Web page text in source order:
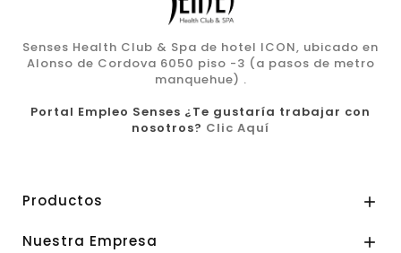
Senses Health Club & Spa de hotel ICON, ubicado en
Alonso de Cordova 6050 piso -3 (a pasos de metro
manquehue) .
Portal Empleo Senses ¿Te gustaría trabajar con
nosotros? Clic Aquí
Productos 
Nuestra Empresa 